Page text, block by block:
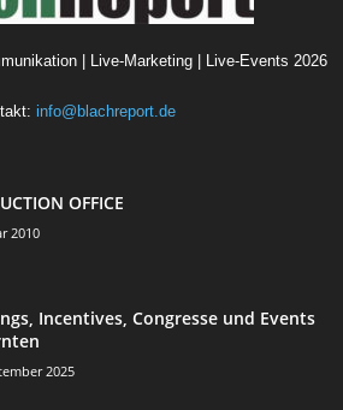
| Live-Marketing | Live-Events 2026
info@blachreport.de
OFFICE
2010
Incentives, Congresse und Events
2025